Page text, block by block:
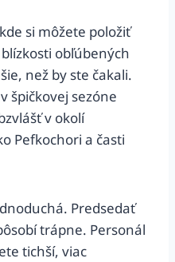
si môžete položiť
obľúbených
než by ste čakali.
špičkovej sezóne
v okolí
Pefkochori a časti
Predsedať
trápne. Personál
tichší, viac